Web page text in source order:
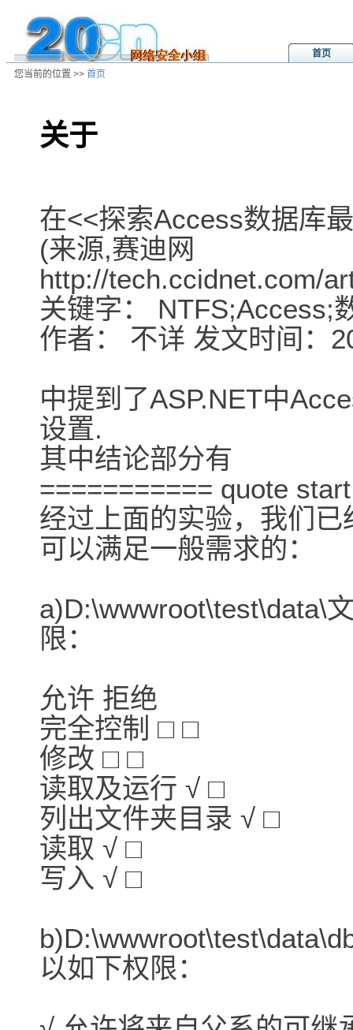
首页
您当前的位置 >> 首页
关于
在<<探索Access数据库
(来源,赛迪网
http://tech.ccidnet.com/
关键字： NTFS;Access;
作者： 不详 发文时间：
中提到了ASP.NET中
设置.
其中结论部分有
=========== quote
经过上面的实验，我们
可以满足一般需求的：
a)D:\wwwroot\test\data\
限：
允许 拒绝
完全控制 □ □
修改 □ □
读取及运行 √ □
列出文件夹目录 √ □
读取 √ □
写入 √ □
以如下权限：